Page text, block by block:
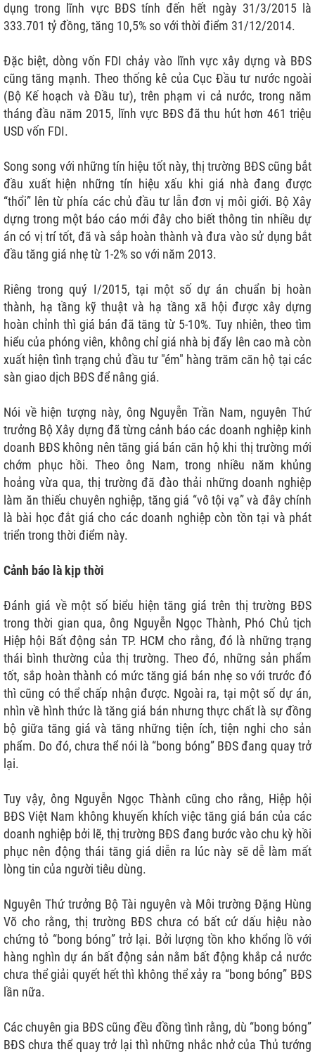
NAI
TÀU
dụng trong lĩnh vực BĐS tính đến hết ngày 31/3/2015 là
333.701 tỷ đồng, tăng 10,5% so với thời điểm 31/12/2014.
Đặc biệt, dòng vốn FDI chảy vào lĩnh vực xây dựng và BĐS
cũng tăng mạnh. Theo thống kê của Cục Đầu tư nước ngoài
(Bộ Kế hoạch và Đầu tư), trên phạm vi cả nước, trong năm
tháng đầu năm 2015, lĩnh vực BĐS đã thu hút hơn 461 triệu
USD vốn FDI.
Song song với những tín hiệu tốt này, thị trường BĐS cũng bắt
đầu xuất hiện những tín hiệu xấu khi giá nhà đang được
“thổi” lên từ phía các chủ đầu tư lẫn đơn vị môi giới. Bộ Xây
dựng trong một báo cáo mới đây cho biết thông tin nhiều dự
án có vị trí tốt, đã và sắp hoàn thành và đưa vào sử dụng bắt
đầu tăng giá nhẹ từ 1-2% so với năm 2013.
Riêng trong quý I/2015, tại một số dự án chuẩn bị hoàn
thành, hạ tầng kỹ thuật và hạ tầng xã hội được xây dựng
hoàn chỉnh thì giá bán đã tăng từ 5-10%. Tuy nhiên, theo tìm
hiểu của phóng viên, không chỉ giá nhà bị đẩy lên cao mà còn
xuất hiện tình trạng chủ đầu tư "ém" hàng trăm căn hộ tại các
sàn giao dịch BĐS để nâng giá.
Nói về hiện tượng này, ông Nguyễn Trần Nam, nguyên Thứ
trưởng Bộ Xây dựng đã từng cảnh báo các doanh nghiệp kinh
doanh BĐS không nên tăng giá bán căn hộ khi thị trường mới
chớm phục hồi. Theo ông Nam, trong nhiều năm khủng
hoảng vừa qua, thị trường đã đào thải những doanh nghiệp
làm ăn thiếu chuyên nghiệp, tăng giá “vô tội vạ” và đây chính
là bài học đắt giá cho các doanh nghiệp còn tồn tại và phát
triển trong thời điểm này.
Cảnh báo là kịp thời
Đánh giá về một số biểu hiện tăng giá trên thị trường BĐS
trong thời gian qua, ông Nguyễn Ngọc Thành, Phó Chủ tịch
Hiệp hội Bất động sản TP. HCM cho rằng, đó là những trạng
thái bình thường của thị trường. Theo đó, những sản phẩm
tốt, sắp hoàn thành có mức tăng giá bán nhẹ so với trước đó
thì cũng có thể chấp nhận được. Ngoài ra, tại một số dự án,
nhìn về hình thức là tăng giá bán nhưng thực chất là sự đồng
bộ giữa tăng giá và tăng những tiện ích, tiện nghi cho sản
phẩm. Do đó, chưa thể nói là “bong bóng” BĐS đang quay trở
lại.
Tuy vậy, ông Nguyễn Ngọc Thành cũng cho rằng, Hiệp hội
BĐS Việt Nam không khuyến khích việc tăng giá bán của các
doanh nghiệp bởi lẽ, thị trường BĐS đang bước vào chu kỳ hồi
phục nên động thái tăng giá diễn ra lúc này sẽ dễ làm mất
lòng tin của người tiêu dùng.
Nguyên Thứ trưởng Bộ Tài nguyên và Môi trường Đặng Hùng
Võ cho rằng, thị trường BĐS chưa có bất cứ dấu hiệu nào
chứng tỏ “bong bóng” trở lại. Bởi lượng tồn kho khổng lồ với
hàng nghìn dự án bất động sản nằm bất động khắp cả nước
chưa thể giải quyết hết thì không thể xảy ra “bong bóng” BĐS
lần nữa.
Các chuyên gia BĐS cũng đều đồng tình rằng, dù “bong bóng”
BĐS chưa thể quay trở lại thì những nhắc nhở của Thủ tướng